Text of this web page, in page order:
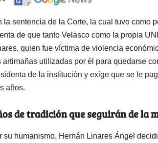
la sentencia de la Corte, la cual tuvo como
de que tanto Velasco como la propia
quien fue víctima de violencia
artimañas utilizadas por él para quedarse
de la institución y exige que se le
años.
de tradición que seguirán de la
su humanismo, Hernán Linares Ángel